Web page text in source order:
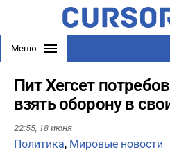
Меню
Пит Хегсет
взять оборону в
22:55, 18 июня
Политика, Мировые новости